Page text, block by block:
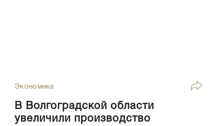
Экономика
В Волгоградской области
увеличили производство